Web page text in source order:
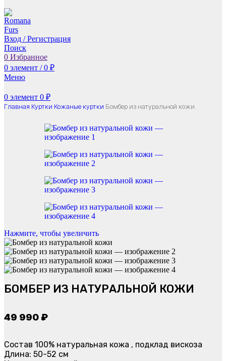
Вход / Регистрация
Поиск
0 Избранное
0 элемент / 0 ₽
Меню
0 элемент 0 ₽
Главная Куртки Кожаные куртки Бомбер из натуральной кожи
Нажмите, чтобы увеличить
БОМБЕР ИЗ НАТУРАЛЬНОЙ КОЖИ
49 990 ₽
Состав 100% натуральная кожа , подклад вискоза
Длина: 50-52 см